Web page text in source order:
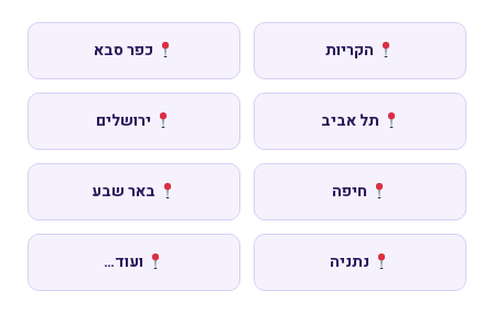
הקריות כפר סבא
תל אביב ירושלים
חיפה באר שבע
נתניה ועוד…